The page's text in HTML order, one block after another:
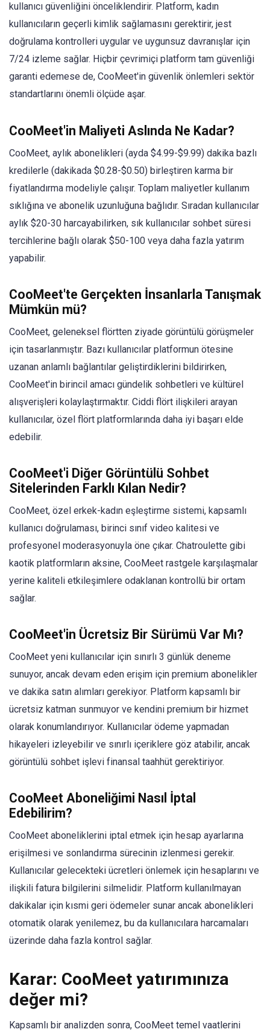
kullanıcı güvenliğini önceliklendirir. Platform, kadın
kullanıcıların geçerli kimlik sağlamasını gerektirir, jest
doğrulama kontrolleri uygular ve uygunsuz davranışlar için
7/24 izleme sağlar. Hiçbir çevrimiçi platform tam güvenliği
garanti edemese de, CooMeet'in güvenlik önlemleri sektör
standartlarını önemli ölçüde aşar.
CooMeet'in Maliyeti Aslında Ne Kadar?
CooMeet, aylık abonelikleri (ayda $4.99-$9.99) dakika bazlı
kredilerle (dakikada $0.28-$0.50) birleştiren karma bir
fiyatlandırma modeliyle çalışır. Toplam maliyetler kullanım
sıklığına ve abonelik uzunluğuna bağlıdır. Sıradan kullanıcılar
aylık $20-30 harcayabilirken, sık kullanıcılar sohbet süresi
tercihlerine bağlı olarak $50-100 veya daha fazla yatırım
yapabilir.
CooMeet'te Gerçekten İnsanlarla Tanışmak
Mümkün mü?
CooMeet, geleneksel flörtten ziyade görüntülü görüşmeler
için tasarlanmıştır. Bazı kullanıcılar platformun ötesine
uzanan anlamlı bağlantılar geliştirdiklerini bildirirken,
CooMeet'in birincil amacı gündelik sohbetleri ve kültürel
alışverişleri kolaylaştırmaktır. Ciddi flört ilişkileri arayan
kullanıcılar, özel flört platformlarında daha iyi başarı elde
edebilir.
CooMeet'i Diğer Görüntülü Sohbet
Sitelerinden Farklı Kılan Nedir?
CooMeet, özel erkek-kadın eşleştirme sistemi, kapsamlı
kullanıcı doğrulaması, birinci sınıf video kalitesi ve
profesyonel moderasyonuyla öne çıkar. Chatroulette gibi
kaotik platformların aksine, CooMeet rastgele karşılaşmalar
yerine kaliteli etkileşimlere odaklanan kontrollü bir ortam
sağlar.
CooMeet'in Ücretsiz Bir Sürümü Var Mı?
CooMeet yeni kullanıcılar için sınırlı 3 günlük deneme
sunuyor, ancak devam eden erişim için premium abonelikler
ve dakika satın alımları gerekiyor. Platform kapsamlı bir
ücretsiz katman sunmuyor ve kendini premium bir hizmet
olarak konumlandırıyor. Kullanıcılar ödeme yapmadan
hikayeleri izleyebilir ve sınırlı içeriklere göz atabilir, ancak
görüntülü sohbet işlevi finansal taahhüt gerektiriyor.
CooMeet Aboneliğimi Nasıl İptal
Edebilirim?
CooMeet aboneliklerini iptal etmek için hesap ayarlarına
erişilmesi ve sonlandırma sürecinin izlenmesi gerekir.
Kullanıcılar gelecekteki ücretleri önlemek için hesaplarını ve
ilişkili fatura bilgilerini silmelidir. Platform kullanılmayan
dakikalar için kısmi geri ödemeler sunar ancak abonelikleri
otomatik olarak yenilemez, bu da kullanıcılara harcamaları
üzerinde daha fazla kontrol sağlar.
Karar: CooMeet yatırımınıza
değer mi?
Kapsamlı bir analizden sonra, CooMeet temel vaatlerini